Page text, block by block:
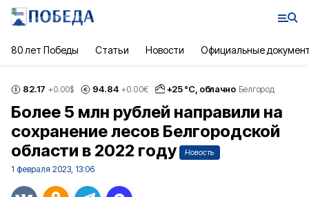
80 лет Победы Статьи Новости Официальные
82.17 +0.00$ 94.84 +0.00€ +25°С, облачно Белгород
Более 5 млн рублей направили на
сохранение лесов Белгородской
области в 2022 году
Новость
1 февраля 2023, 13:06